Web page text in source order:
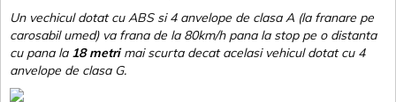
Un vechicul dotat cu ABS si 4 anvelope de clasa A (la franare pe
carosabil umed) va frana de la 80km/h pana la stop pe o distanta
cu pana la 18 metrimai scurta decat acelasi vehicul dotat cu 4
anvelope de clasa G.